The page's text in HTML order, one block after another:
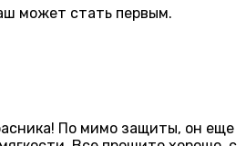
может стать первым.
По мимо защиты, он еще